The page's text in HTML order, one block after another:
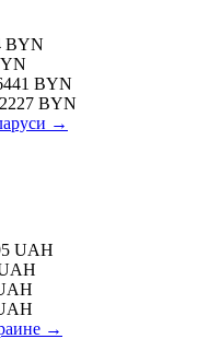
BYN
BYN
BYN
→
UAH
→